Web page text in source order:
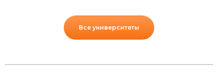
Все университеты